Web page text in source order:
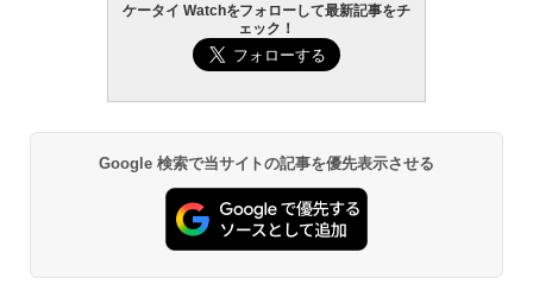
ケータイ Watchをフォローして最新記事をチ
ェック！
Google 検索で当サイトの記事を優先表示させる